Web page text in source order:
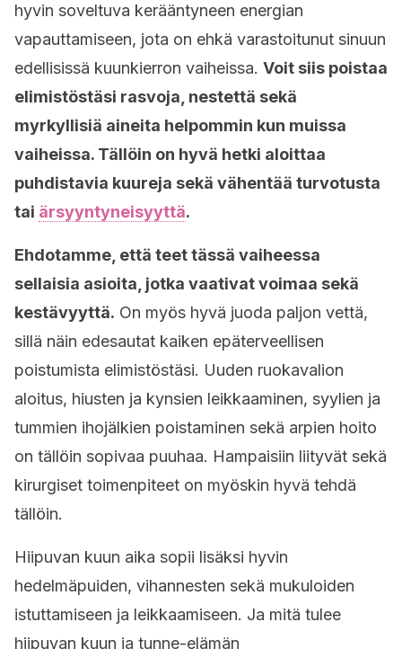
hyvin soveltuva kerääntyneen energian
vapauttamiseen, jota on ehkä varastoitunut sinuun
edellisissä kuunkierron vaiheissa. Voit siis poistaa
elimistöstäsi rasvoja, nestettä sekä
myrkyllisiä aineita helpommin kun muissa
vaiheissa. Tällöin on hyvä hetki aloittaa
puhdistavia kuureja sekä vähentää turvotusta
tai ärsyyntyneisyyttä.
Ehdotamme, että teet tässä vaiheessa
sellaisia asioita, jotka vaativat voimaa sekä
kestävyyttä. On myös hyvä juoda paljon vettä,
sillä näin edesautat kaiken epäterveellisen
poistumista elimistöstäsi. Uuden ruokavalion
aloitus, hiusten ja kynsien leikkaaminen, syylien ja
tummien ihojälkien poistaminen sekä arpien hoito
on tällöin sopivaa puuhaa. Hampaisiin liityvät sekä
kirurgiset toimenpiteet on myöskin hyvä tehdä
tällöin.
Hiipuvan kuun aika sopii lisäksi hyvin
hedelmäpuiden, vihannesten sekä mukuloiden
istuttamiseen ja leikkaamiseen. Ja mitä tulee
hiipuvan kuun ja tunne-elämän